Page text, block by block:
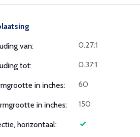
van: 0.27:1
tot: 0.37:1
in inches: 60
in inches: 150
horizontaal: